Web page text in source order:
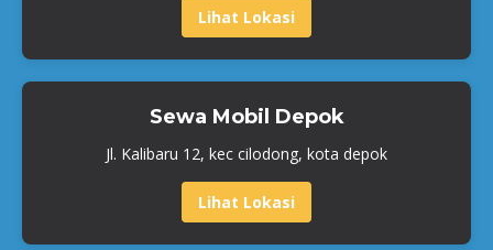
Lihat Lokasi
Sewa Mobil Depok
Jl. Kalibaru 12, kec cilodong, kota depok
Lihat Lokasi